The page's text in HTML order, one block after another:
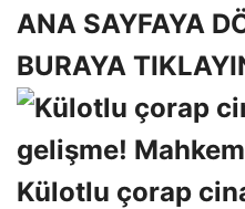
ANA SAYFAYA
BURAYA
Külotlu çorap